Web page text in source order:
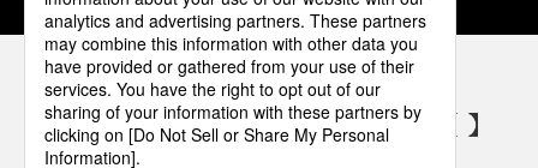
パナソニックの電気設備 SNSアカウント